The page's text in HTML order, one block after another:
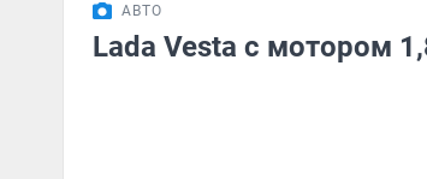
АВТО
Lada Vesta с мотором